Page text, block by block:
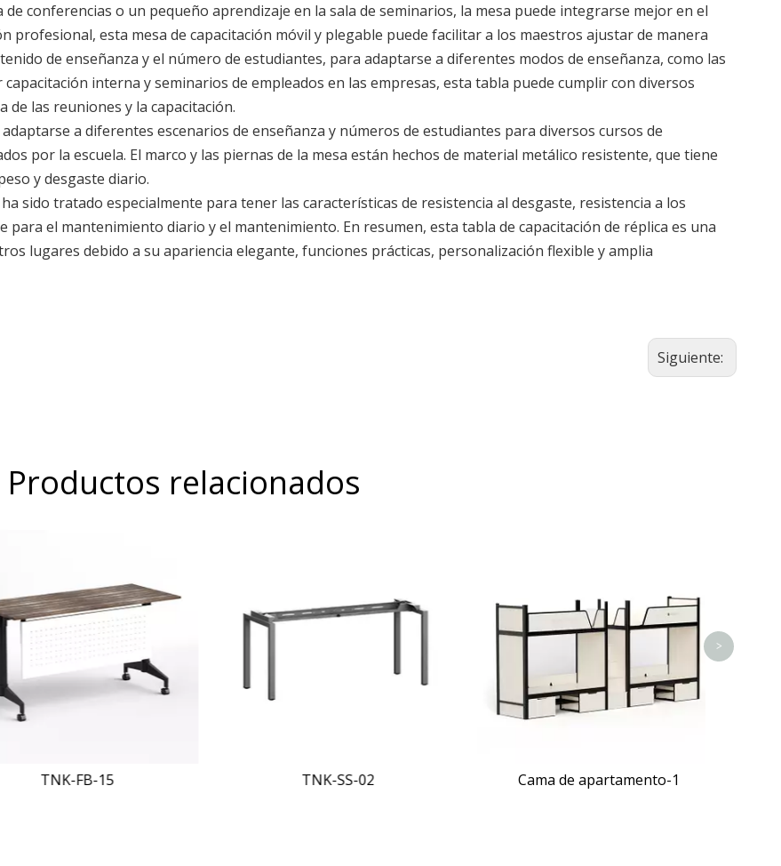
conferencias o un pequeño aprendizaje en la sala de seminarios, la mesa puede integrarse mejor en el
profesional, esta mesa de capacitación móvil y plegable puede facilitar a los maestros ajustar de manera
de enseñanza y el número de estudiantes, para adaptarse a diferentes modos de enseñanza, como las
interna y seminarios de empleados en las empresas, esta tabla puede cumplir con diversos
de las reuniones y la capacitación.
a diferentes escenarios de enseñanza y números de estudiantes para diversos cursos de
por la escuela. El marco y las piernas de la mesa están hechos de material metálico resistente, que tiene
y desgaste diario.
sido tratado especialmente para tener las características de resistencia al desgaste, resistencia a los
el mantenimiento diario y el mantenimiento. En resumen, esta tabla de capacitación de réplica es una
lugares debido a su apariencia elegante, funciones prácticas, personalización flexible y amplia
Siguiente:
Productos relacionados
TNK-FB-15 TNK-SS-02 Cama de apartamento-1
>